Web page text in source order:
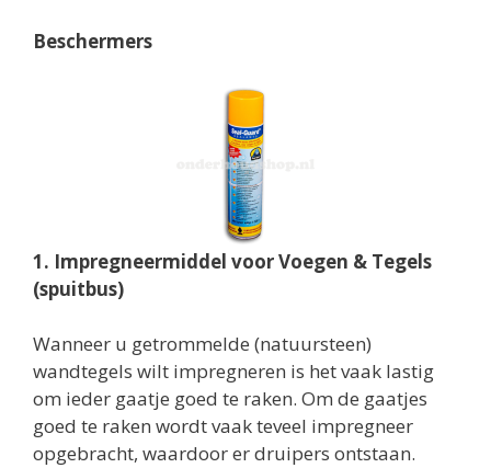
Beschermers
1. Impregneermiddel voor Voegen & Tegels
(spuitbus)
Wanneer u getrommelde (natuursteen)
wandtegels wilt impregneren is het vaak lastig
om ieder gaatje goed te raken. Om de gaatjes
goed te raken wordt vaak teveel impregneer
opgebracht, waardoor er druipers ontstaan.